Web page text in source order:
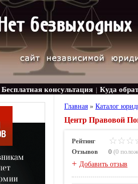
Бесплатная консультация Куда
Главная » Каталог
Центр Правовой
Рейтинг
Отзывов
0 (0
+ Добавить отзыв